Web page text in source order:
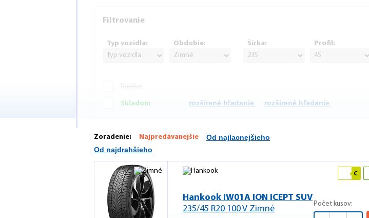
Filtrovanie
Typ vozidla: Obdobie: Šírka: Profil:
Skladom rozšírené hľadanie rozšírené hľadanie
Zoradenie: Najpredávanejšie
Od najlacnejšieho
Od najdrahšieho
Hankook IW01A ION ICEPT SUV
235/45 R20 100 V Zimné
C
Počet kusov: